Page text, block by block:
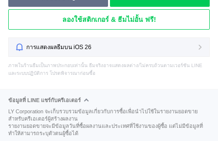
ลองใช้สติกเกอร์ & ธีมไม่อั้น ฟรี!
การแสดงผลธีมบน iOS 26
ภาพในร้านธีมเป็นภาพประกอบเท่านั้น ธีมจริงอาจแสดงผลต่าง/ไม่ครบถ้วนตามเวอร์ชัน LINE
และระบบปฏิบัติการ โปรดพิจารณาก่อนซื้อ
ข้อมูลที่ LINE แชร์กับครีเอเตอร์
LY Corporation จะเก็บรวบรวมข้อมูลเกี่ยวกับการซื้อเพื่อนำไปใช้ในรายงานยอดขาย
สำหรับครีเอเตอร์ผู้สร้างผลงาน
รายงานยอดขายจะมีข้อมูลวันที่ซื้อผลงานและประเทศที่ใช้งานของผู้ซื้อ แต่ไม่มีข้อมูลที่
ทำให้สามารถระบุตัวตนผู้ซื้อได้